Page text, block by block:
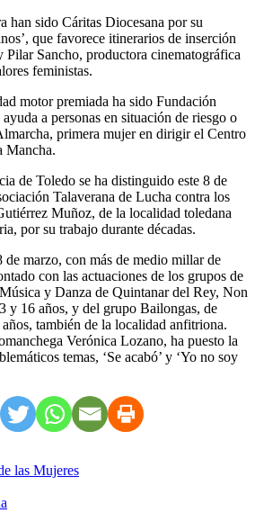
han sido Cáritas Diocesana por su
que favorece itinerarios de inserción
Pilar Sancho, productora cinematográfica
feministas.
motor premiada ha sido Fundación
a personas en situación de riesgo o
primera mujer en dirigir el Centro
Mancha.
de Toledo se ha distinguido este 8 de
Talaverana de Lucha contra los
Muñoz, de la localidad toledana
por su trabajo durante décadas.
marzo, con más de medio millar de
con las actuaciones de los grupos de
y Danza de Quintanar del Rey, Non
y 16 años, y del grupo Bailongas, de
también de la localidad anfitriona.
Verónica Lozano, ha puesto la
temas, ‘Se acabó’ y ‘Yo no soy
las Mujeres